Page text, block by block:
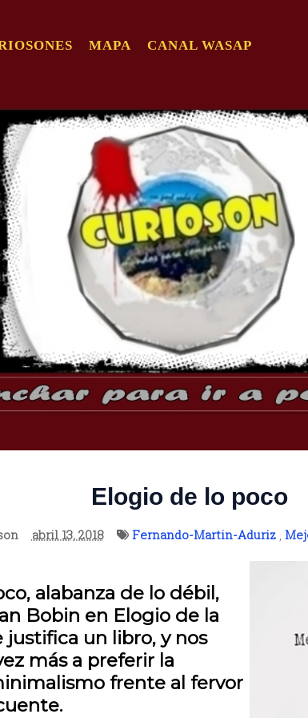
MAPA CANAL WASAP
Elogio de lo poco
abril 13, 2018 Fernando-Martin-Aduriz,
alabanza de lo débil,
Bobin en Elogio de la
justifica un libro, y nos
más a preferir la
frente al fervor